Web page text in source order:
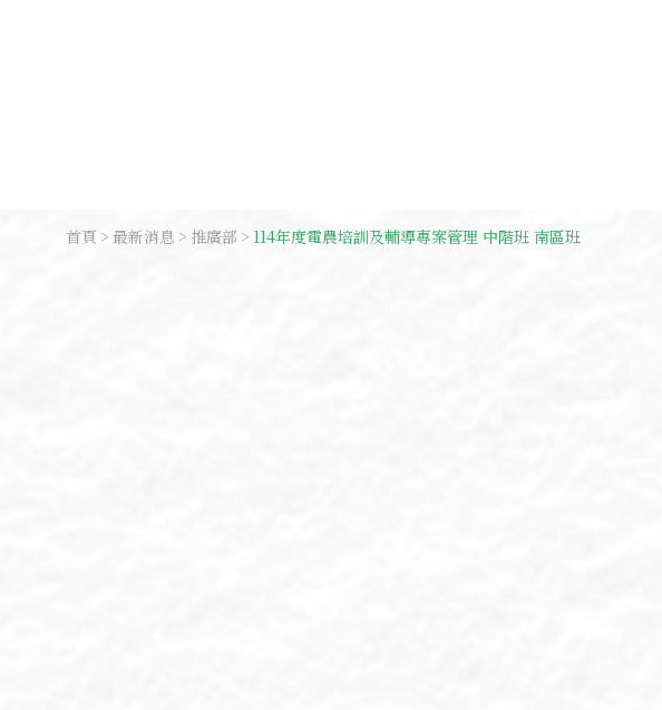
首頁 最新消息 推廣部 114年度電農培訓及輔導專案管理 中階班 南區班